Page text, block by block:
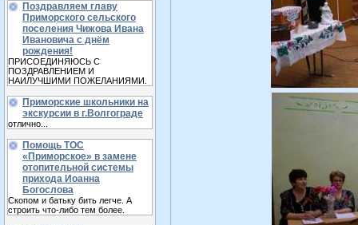
Поздравляем главу
Приморского сельского
поселения Чижова Ивана
Ивановича с днём
рождения!
ПРИСОЕДИНЯЮСЬ С
ПОЗДРАВЛЕНИЕМ И
НАИЛУЧШИМИ ПОЖЕЛАНИЯМИ.
Приморские школьники на
экскурсии в г.Волгограде
отлично...
Помощь ТОС
«Приморское» в замене
отопительной системы
прихода Иоанна
Богослова
Скопом и батьку бить легче. А
строить что-либо тем более.